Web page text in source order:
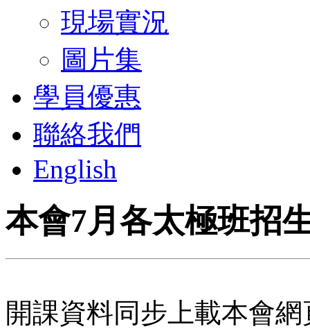
現場實況
圖片集
學員優惠
聯絡我們
English
本會7月各太極班招
開課資料同步上載本會網